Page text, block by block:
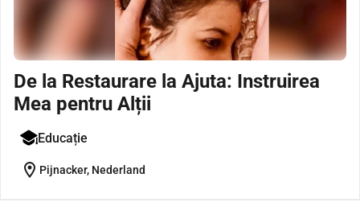
De la Restaurare la Ajuta: Instruirea
Mea pentru Alții
Educație
location_on Pijnacker, Nederland